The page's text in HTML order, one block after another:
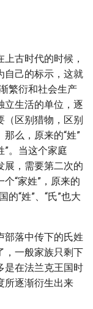
古时代的时候，
自己的标示，这就
繁衍和社会生产
立生活的单位，逐
（区别猎物，区别
么，原来的“姓”
”。当这个家庭
展，需要第二次的
“家姓”，原来的
的“姓”、“氏”也大
部落中传下的氏姓
，一般家族只剩下
是在法兰克王国时
所逐渐衍生出来